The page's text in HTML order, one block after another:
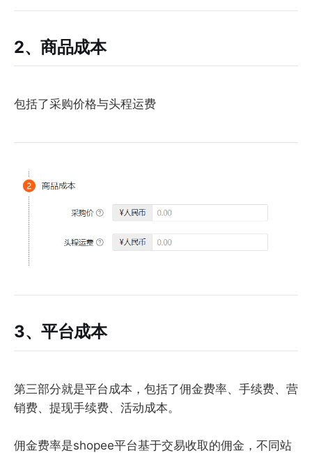
2、商品成本
包括了采购价格与头程运费
3、平台成本
第三部分就是平台成本，包括了佣金费率、手续费、营
销费、提现手续费、活动成本。
佣金费率是shopee平台基于交易收取的佣金，不同站